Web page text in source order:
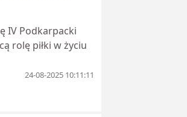
IV Podkarpacki
rolę piłki w życiu
24-08-2025 10:11:11